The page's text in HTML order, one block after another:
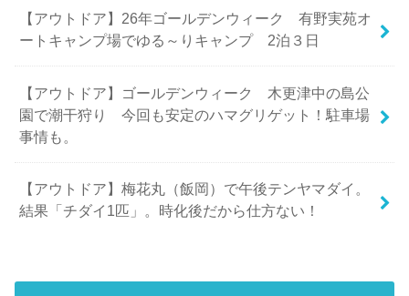
【アウトドア】26年ゴールデンウィーク 有野実苑オ
ートキャンプ場でゆる～りキャンプ 2泊３日
【アウトドア】ゴールデンウィーク 木更津中の島公
園で潮干狩り 今回も安定のハマグリゲット！駐車場
事情も。
【アウトドア】梅花丸（飯岡）で午後テンヤマダイ。
結果「チダイ1匹」。時化後だから仕方ない！